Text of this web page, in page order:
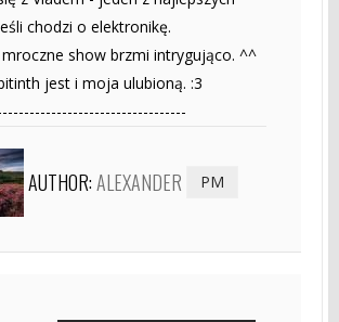
chodzi o elektronikę.
mroczne show brzmi intrygująco. ^^
jest i moja ulubioną. :3
AUTHOR:ALEXANDER PM